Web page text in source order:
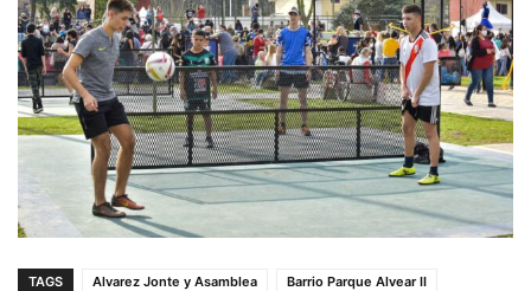
TAGS Alvarez Jonte y Asamblea
Barrio Parque Alvear II